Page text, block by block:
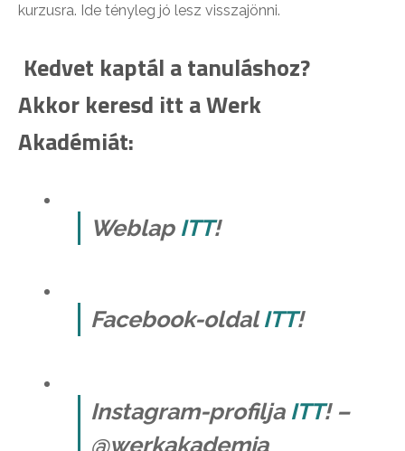
kurzusra. Ide tényleg jó lesz visszajönni.
Kedvet kaptál a tanuláshoz?
Akkor keresd itt a Werk
Akadémiát:
Weblap ITT!
Facebook-oldalITT!
Instagram-profilja ITT! –
@werkakademia